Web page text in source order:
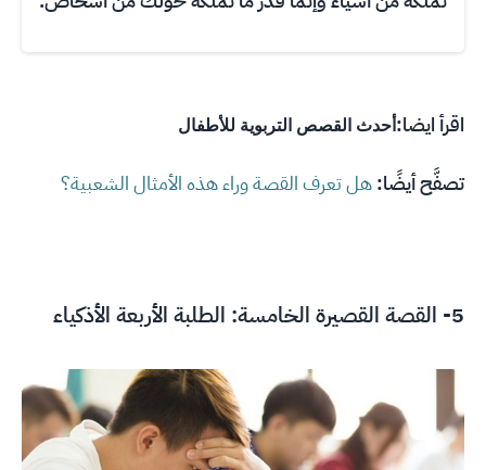
اقرأ ايضا: أحدث القصص التربوية للأطفال
تصفَّح أيضًا:هل تعرف القصة وراء هذه الأمثال الشعبية؟
5- القصة القصيرة الخامسة: الطلبة الأربعة الأذكياء